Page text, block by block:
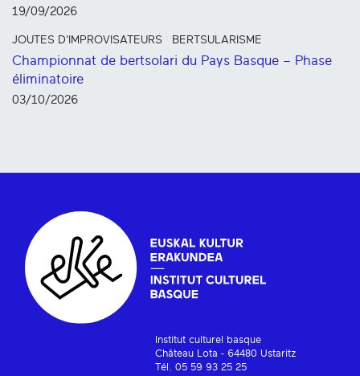
19/09/2026
JOUTES D'IMPROVISATEURS BERTSULARISME
Championnat de bertsolari du Pays Basque – Phase
éliminatoire
03/10/2026
Institut culturel basque
Château Lota - 64480 Ustaritz
Tél. 05 59 93 25 25